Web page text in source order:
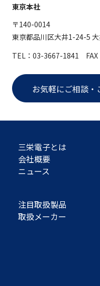
東京本社
〒140-0014
東京都品川区大井1-24-5
TEL：03-3667-1841 FAX
お気軽にご相談・
三栄電子とは
会社概要
ニュース
注目取扱製品
取扱メーカー